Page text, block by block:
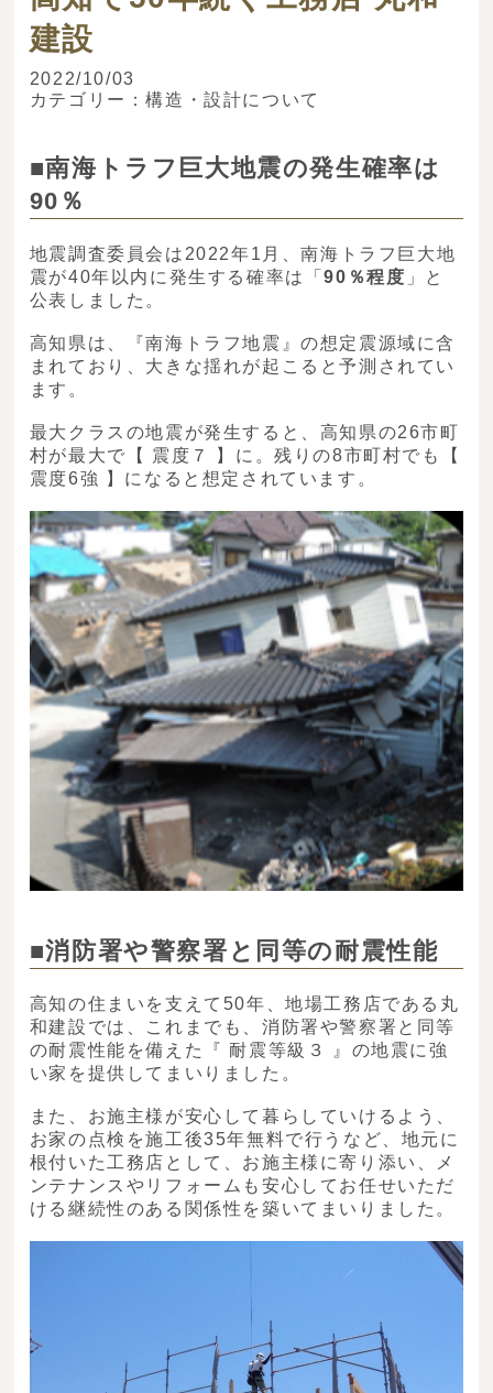
建設
2022/10/03
カテゴリー：構造・設計について
■南海トラフ巨大地震の発生確率は
90％
地震調査委員会は2022年1月、南海トラフ巨大地
震が40年以内に発生する確率は「90 ％程度 」と
公表しました。
高知県は、『南海トラフ地震』の想定震源域に含
まれており、大きな揺れが起こると予測されてい
ます。
最大クラスの地震が発生すると、高知県の26市町
村が最大で【 震度７ 】に。残りの8市町村でも【
震度6強 】になると想定されています。
■消防署や警察署と同等の耐震性能
高知の住まいを支えて50年、地場工務店である丸
和建設では、これまでも、消防署や警察署と同等
の耐震性能を備えた『 耐震等級３ 』の地震に強
い家を提供してまいりました。
また、お施主様が安心して暮らしていけるよう、
お家の点検を施工後35年無料で行うなど、地元に
根付いた工務店として、お施主様に寄り添い、メ
ンテナンスやリフォームも安心してお任せいただ
ける継続性のある関係性を築いてまいりました。